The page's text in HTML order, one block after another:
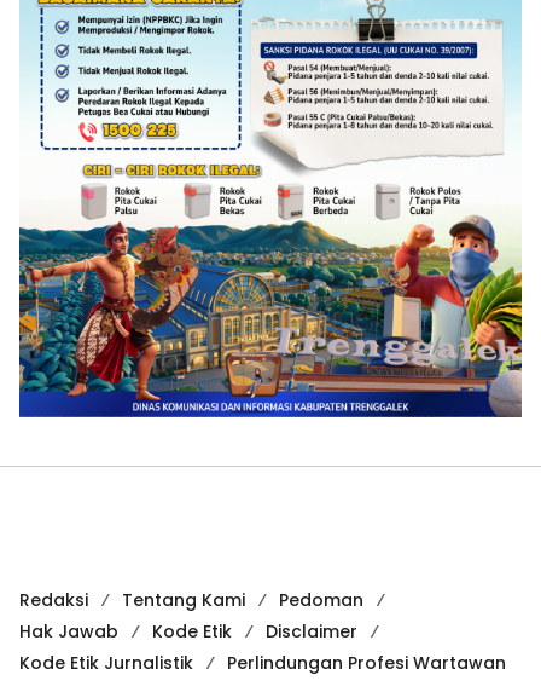
Redaksi Tentang Kami
Pedoman
Hak Jawab
Kode Etik
Disclaimer
Kode Etik Jurnalistik
Perlindungan Profesi Wartawan